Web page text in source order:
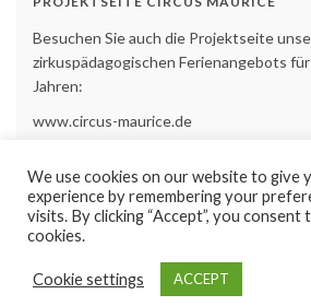
Besuchen Sie auch die Projektseite
zirkuspädagogischen Ferienangebots
Jahren:
www.circus-maurice.de
Impressum
© 2026 www.adventoura.com.
Graphene Themes
We use cookies on our website to give
experience by remembering your
visits. By clicking “Accept”, you
cookies.
Cookie settings ACCEPT